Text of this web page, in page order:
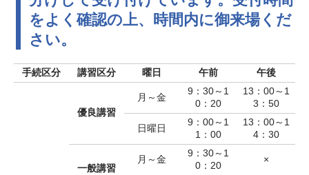
をよく確認の上、時間内に御来場くだ
さい。
手続区分 講習区分 曜日 午前 午後
優良講習
月～金
9：30～1
0：20
13：00～1
3：50
日曜日
9：00～1
1：00
13：00～1
4：30
一般講習
月～金
9：30～1
0：20
×